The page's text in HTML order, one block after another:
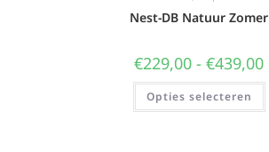
Nest-DB Natuur Zomer
€229,00 - €439,00
Opties selecteren